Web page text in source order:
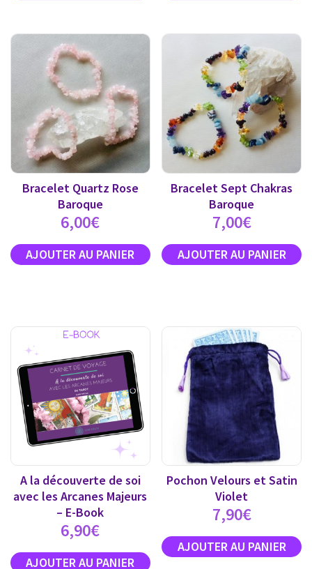
Bracelet Quartz Rose
Baroque
6,00€
Bracelet Sept Chakras
Baroque
7,00€
A la découverte de soi
avec les Arcanes Majeurs
– E-Book
6,90€
Pochon Velours et Satin
Violet
7,90€